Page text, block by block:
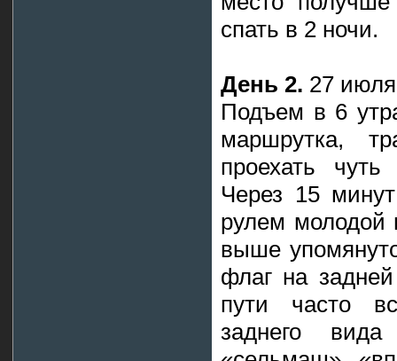
спать в 2 ночи.
День 2. 27
Подъем в 6
маршрутка,
проехать
Через 15
рулем молодой
выше
флаг на
пути часто
заднего